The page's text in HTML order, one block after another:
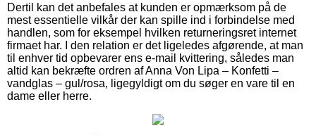
Dertil kan det anbefales at kunden er opmærksom på de
mest essentielle vilkår der kan spille ind i forbindelse med
handlen, som for eksempel hvilken returneringsret internet
firmaet har. I den relation er det ligeledes afgørende, at man
til enhver tid opbevarer ens e-mail kvittering, således man
altid kan bekræfte ordren af Anna Von Lipa – Konfetti –
vandglas – gul/rosa, ligegyldigt om du søger en vare til en
dame eller herre.